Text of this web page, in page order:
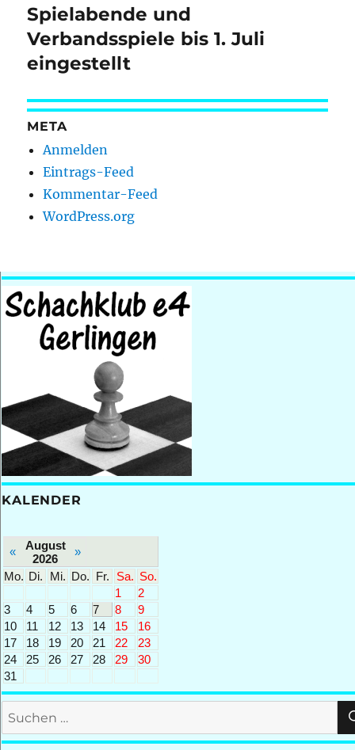
Nächster
Beitrag:
Spielabende und
Verbandsspiele bis 1. Juli
eingestellt
META
Anmelden
Eintrags-Feed
Kommentar-Feed
WordPress.org
KALENDER
«
August
2026
»
Mo. Di. Mi. Do. Fr. Sa. So.
1
2
3
4 5 6 7 8
9
10
11 12 13 14 15
16
17
18 19 20 21 22
23
24
25 26 27 28 29
30
31
Suchen
nach: